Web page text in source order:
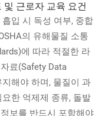
및 근로자 교육 요건
입 시 독성 여부, 중합
의 유해물질 소통
에 따라 적절한 라
료(Safety Data
해야 하며, 물질이 과
한 억제제 종류, 돌발
보를 반드시 포함해야